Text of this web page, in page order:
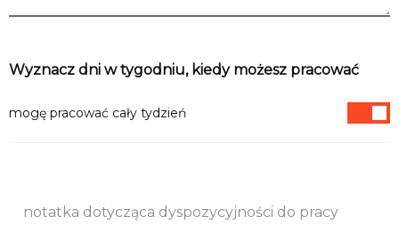
Wyznacz dni w tygodniu, kiedy możesz pracować
mogę pracować cały tydzień